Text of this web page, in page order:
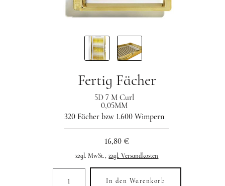
Fertig Fächer
5D 7 M Curl
0,05MM
320 Fächer bzw 1.600 Wimpern
16,80 €
zzgl. MwSt., zzgl. Versandkosten
In den Warenkorb